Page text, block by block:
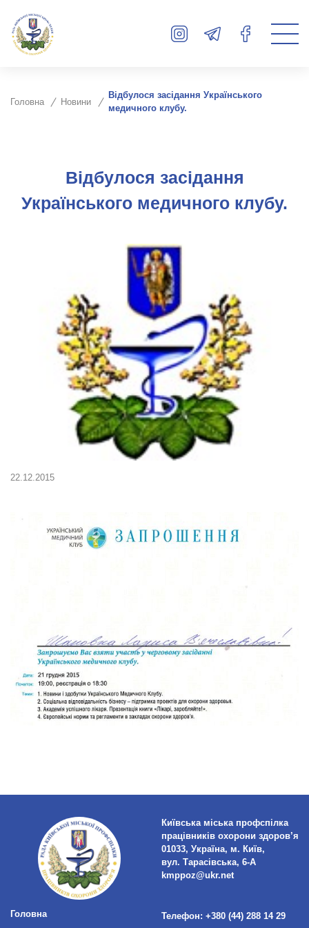
Головна Новини
Відбулося засідання Українського
медичного клубу.
Відбулося засідання
Українського медичного клубу.
22.12.2015
Головна
Київська міська профспілка
працівників охорони здоров’я
01033, Україна, м. Київ,
вул. Тарасівська, 6-А
kmppoz@ukr.net
Телефон: +380 (44) 288 14 29